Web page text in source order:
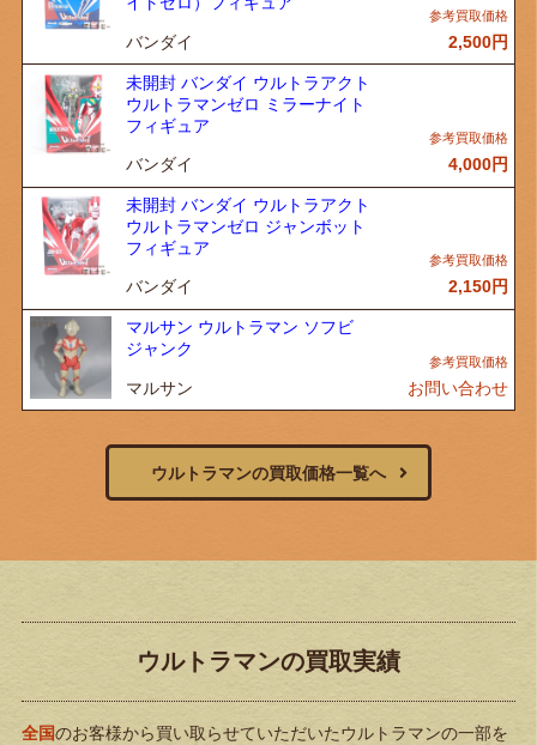
バンダイ 2,500円
未開封 バンダイ ウルトラアクト
ウルトラマンゼロ ミラーナイト
フィギュア
バンダイ 4,000円
未開封 バンダイ ウルトラアクト
ウルトラマンゼロ ジャンボット
フィギュア
バンダイ 2,150円
マルサン ウルトラマン ソフビ
ジャンク
マルサン お問い合わせ
ウルトラマンの買取価格一覧へ
ウルトラマンの買取実績
全国のお客様から買い取らせていただいたウルトラマンの一部を